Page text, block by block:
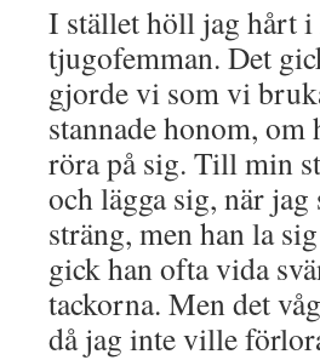
I stället höll jag hårt
tjugofemman. Det
gjorde vi som vi
stannade honom,
röra på sig. Till min
och lägga sig, när
sträng, men han la
gick han ofta vida
tackorna. Men det
då jag inte ville